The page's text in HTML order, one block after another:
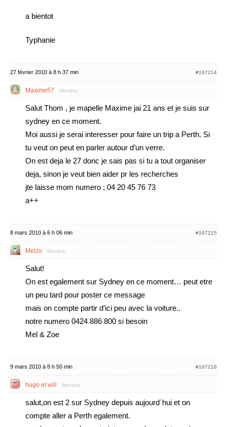
a bientot
Typhanie
27 février 2010 à 8 h 37 min #167214
Maxime57 Membre
Salut Thom , je mapelle Maxime jai 21 ans et je suis sur
sydney en ce moment.
Moi aussi je serai interesser pour faire un trip a Perth. Si
tu veut on peut en parler autour d’un verre.
On est deja le 27 donc je sais pas si tu a tout organiser
deja, sinon je veut bien aider pr les recherches
jte laisse mom numero ; 04 20 45 76 73
a++
8 mars 2010 à 6 h 06 min #167215
Melzo Membre
Salut!
On est egalement sur Sydney en ce moment… peut etre
un peu tard pour poster ce message
mais on compte partir d’ici peu avec la voiture..
notre numero 0424 886 800 si besoin
Mel & Zoe
9 mars 2010 à 8 h 50 min #167216
hugo et will Membre
salut,on est 2 sur Sydney depuis aujourd`hui et on
compte aller a Perth egalement.